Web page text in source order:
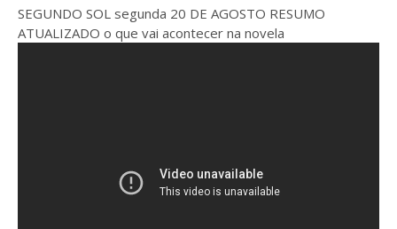
SEGUNDO SOL segunda 20 DE AGOSTO RESUMO
ATUALIZADO o que vai acontecer na novela